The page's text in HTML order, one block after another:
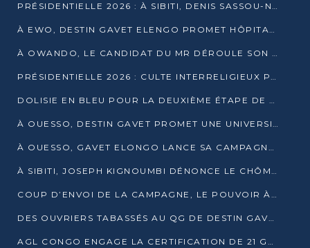
PRÉSIDENTIELLE 2026 : À SIBITI, DENIS SASSOU-N’GUESSO PARIE SUR LES RESSOURCES DE LA LEKOUMOU
À EWO, DESTIN GAVET ELENGO PROMET HÔPITAL, CHEMIN DE FER ET AUDIT DES FINANCES PUBLIQUES
À OWANDO, LE CANDIDAT DU MR DÉROULE SON PROGRAMME DE “CHANGEMENT”
PRÉSIDENTIELLE 2026 : CULTE INTERRELIGIEUX POUR LA PAIX À OUENZÉ
DOLISIE EN BLEU POUR LA DEUXIÈME ÉTAPE DE CAMPAGNE DE DSN
À OUESSO, DESTIN GAVET PROMET UNE UNIVERSITÉ POUR LA SANGHA
À OUESSO, GAVET ELONGO LANCE SA CAMPAGNE SOUS LE SIGNE DU RENOUVEAU
À SIBITI, JOSEPH KIGNOUMBI DÉNONCE LE CHÔMAGE ET LES DÉFAILLANCES DE L’ÉTAT
COUP D’ENVOI DE LA CAMPAGNE, LE POUVOIR À POINTE-NOIRE, L’OPPOSITION À OUESSO ET SIBITI
DES OUVRIERS TABASSÉS AU QG DE DESTIN GAVET À 24 HEURES DE L’OUVERTURE DE LA CAMPAGNE
AGL CONGO ENGAGE LA CERTIFICATION DE 21 GRUTIERS AUX NORMES INTERNATIONALES